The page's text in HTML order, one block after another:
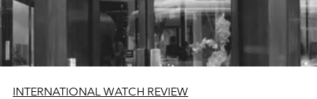
INTERNATIONAL WATCH REVIEW